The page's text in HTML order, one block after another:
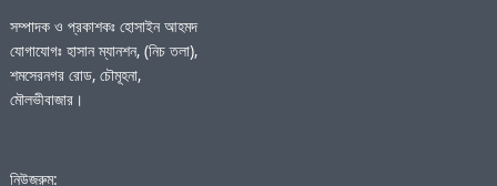
সম্পাদক ও প্রকাশকঃ হোসাইন আহমদ
যোগাযোগঃ হাসান ম্যানশন, (নিচ তলা),
শমসেরনগর রোড, চৌমূহনা,
মৌলভীবাজার।
নিউজরুম: